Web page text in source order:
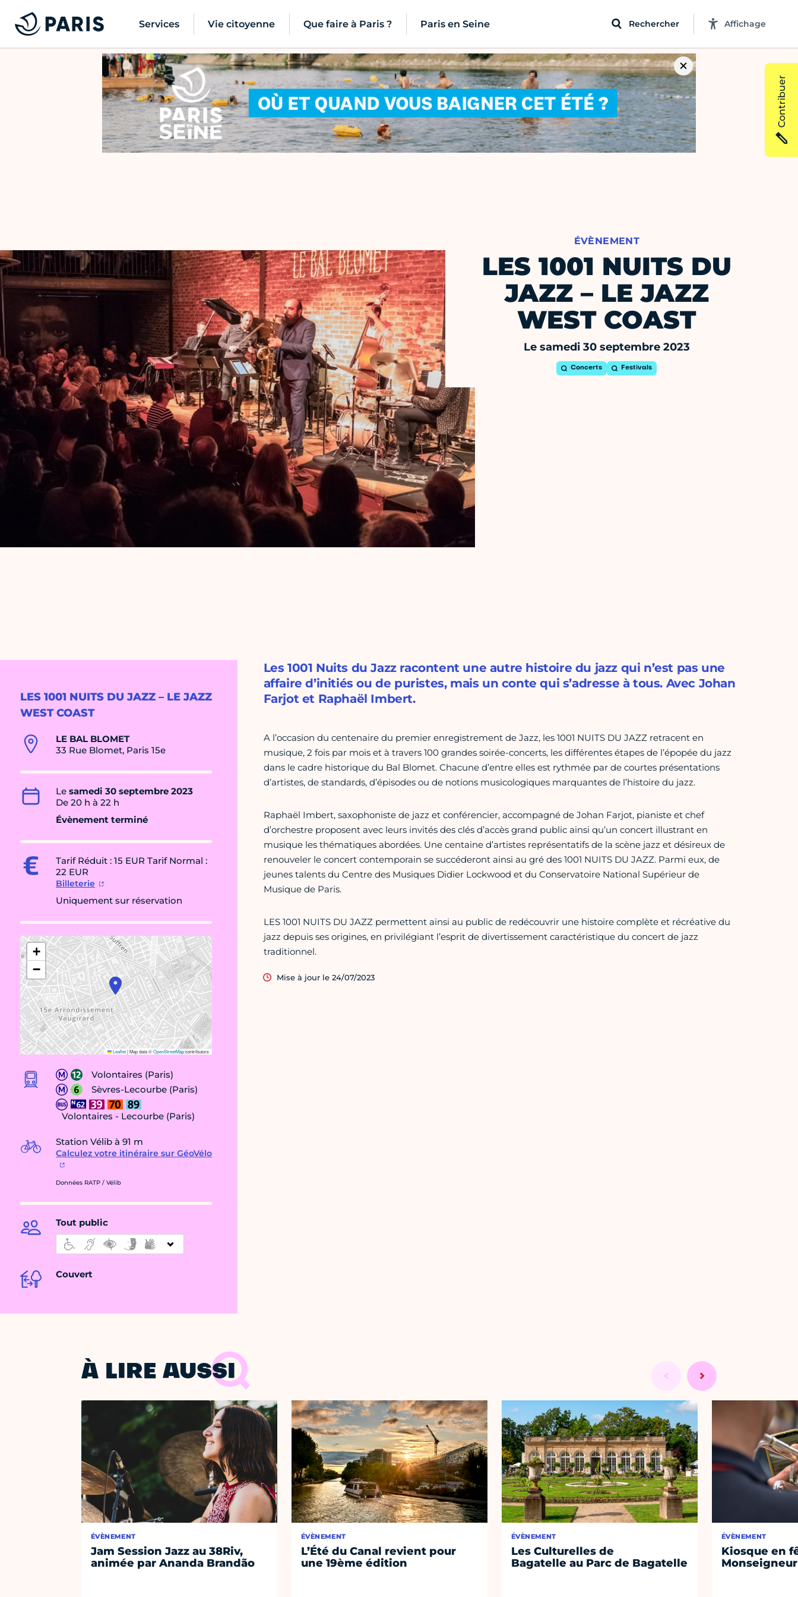
Services Vie citoyenne Que faire à Paris ? Paris en Seine Rechercher Affichage
ÉVÈNEMENT
LES 1001 NUITS DU
JAZZ – LE JAZZ
WEST COAST
Le samedi 30 septembre 2023
Concerts Festivals
LES 1001 NUITS DU JAZZ – LE JAZZ
WEST COAST
LE BAL BLOMET
33 Rue Blomet, Paris 15e
Le samedi 30 septembre 2023
De 20 h à 22 h
Évènement terminé
Tarif Réduit : 15 EUR Tarif Normal :
22 EUR
Billeterie
Uniquement sur réservation
+
−
Leaflet|Map data ©OpenStreetMapcontributors
Volontaires (Paris)
Sèvres-Lecourbe (Paris)
Volontaires - Lecourbe (Paris)
Station Vélib à 91 m
Calculez votre itinéraire sur GéoVélo
Données RATP / Vélib
Tout public
Couvert
Les 1001 Nuits du Jazz racontent une autre histoire du jazz qui n’est pas une
affaire d’initiés ou de puristes, mais un conte qui s’adresse à tous. Avec Johan
Farjot et Raphaël Imbert.
A l’occasion du centenaire du premier enregistrement de Jazz, les 1001 NUITS DU JAZZ retracent en
musique, 2 fois par mois et à travers 100 grandes soirée-concerts, les différentes étapes de l’épopée du jazz
dans le cadre historique du Bal Blomet. Chacune d’entre elles est rythmée par de courtes présentations
d’artistes, de standards, d’épisodes ou de notions musicologiques marquantes de l’histoire du jazz.
Raphaël Imbert, saxophoniste de jazz et conférencier, accompagné de Johan Farjot, pianiste et chef
d’orchestre proposent avec leurs invités des clés d’accès grand public ainsi qu’un concert illustrant en
musique les thématiques abordées. Une centaine d’artistes représentatifs de la scène jazz et désireux de
renouveler le concert contemporain se succéderont ainsi au gré des 1001 NUITS DU JAZZ. Parmi eux, de
jeunes talents du Centre des Musiques Didier Lockwood et du Conservatoire National Supérieur de
Musique de Paris.
LES 1001 NUITS DU JAZZ permettent ainsi au public de redécouvrir une histoire complète et récréative du
jazz depuis ses origines, en privilégiant l’esprit de divertissement caractéristique du concert de jazz
traditionnel.
Mise à jour le 24/07/2023
À LIRE AUSSI
ÉVÈNEMENT
Jam Session Jazz au 38Riv,
animée par Ananda Brandão
ÉVÈNEMENT
L’Été du Canal revient pour
une 19ème édition
ÉVÈNEMENT
Les Culturelles de
Bagatelle au Parc de Bagatelle
ÉVÈNEMENT
Kiosque en
Contribuer